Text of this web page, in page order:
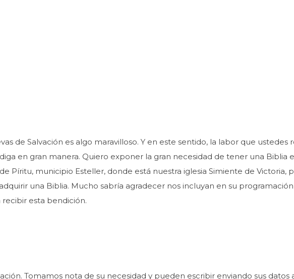
de Salvación es algo maravilloso. Y en este sentido, la labor que ustedes
en gran manera. Quiero exponer la gran necesidad de tener una Biblia
Píritu, municipio Esteller, donde está nuestra iglesia Simiente de Victoria,
una Biblia. Mucho sabría agradecer nos incluyan en su
recibir esta bendición.
Tomamos nota de su necesidad y pueden escribir enviando sus datos